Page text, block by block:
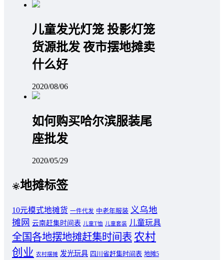
儿童发光灯笼 投影灯笼
货源批发 夜市摆地摊卖
什么好
2020/08/06
如何购买哈尔滨服装尾
座批发
2020/05/29
地摊标签
10元模式地摊货 一件代发 中老年服装 义乌地
摊网 云南赶集时间表 儿童T恤 儿童套装 儿童玩具
全国各地摆地摊赶集时间表 农村
创业 农村摆摊 发光玩具 四川省赶集时间表 地摊5